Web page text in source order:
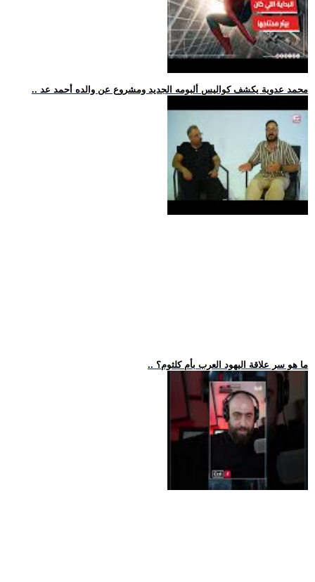
.. محمد عدوية يكشف كواليس ألبومه الجديد ومشروع عن والده أحمد عد
.. ما هو سر علاقة اليهود العرب بأم كلثوم؟